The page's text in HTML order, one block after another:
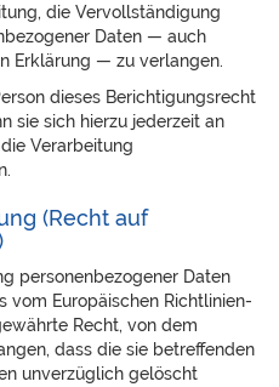
die Vervollständigung
Daten — auch
Erklärung — zu verlangen.
dieses Berichtigungsrecht
sie sich hierzu jederzeit an
Verarbeitung
(Recht auf
personenbezogener Daten
vom Europäischen Richtlinien-
Recht, von dem
dass die sie betreffenden
unverzüglich gelöscht